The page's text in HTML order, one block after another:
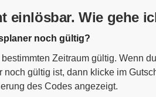
einlösbar. Wie gehe
noch gültig?
Zeitraum gültig. Wenn
gültig ist, dann klicke im
des Codes angezeigt.